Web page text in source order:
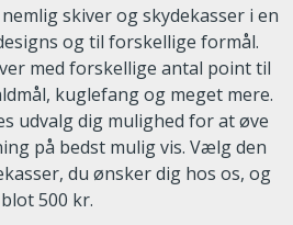
skiver og skydekasser i en
og til forskellige formål.
med forskellige antal point til
kuglefang og meget mere.
udvalg dig mulighed for at øve
på bedst mulig vis. Vælg den
du ønsker dig hos os, og
500 kr.